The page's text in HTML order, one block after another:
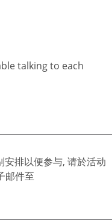
排以便参与, 请於活动
邮件至